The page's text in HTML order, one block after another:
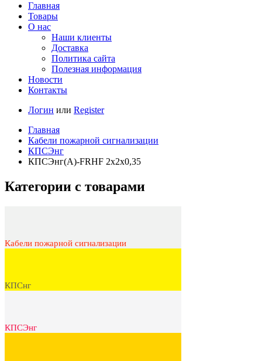
Главная
Товары
О нас
Наши клиенты
Доставка
Политика сайта
Полезная информация
Новости
Контакты
Логин или Register
Главная
Кабели пожарной сигнализации
КПСЭнг
КПСЭнг(A)-FRHF 2х2х0,35
Категории с товарами
Кабели пожарной сигнализации
КПСнг
КПСЭнг